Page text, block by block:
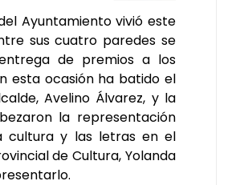
Ayuntamiento vivió este
sus cuatro paredes se
de premios a los
esta ocasión ha batido el
Avelino Álvarez, y la
la representación
cultura y las letras en el
de Cultura, Yolanda